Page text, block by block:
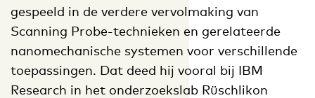
gespeeld in de verdere vervolmaking van
Scanning Probe-technieken en gerelateerde
nanomechanische systemen voor verschillende
toepassingen. Dat deed hij vooral bij IBM
Research in het onderzoekslab Rüschlikon